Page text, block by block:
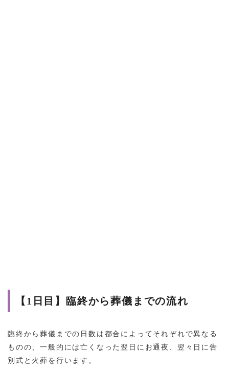
【1日目】臨終から葬儀までの流れ
臨終から葬儀までの日数は都合によってそれぞれで異なる
ものの、一般的には亡くなった翌日にお通夜、翌々日に告
別式と火葬を行います。